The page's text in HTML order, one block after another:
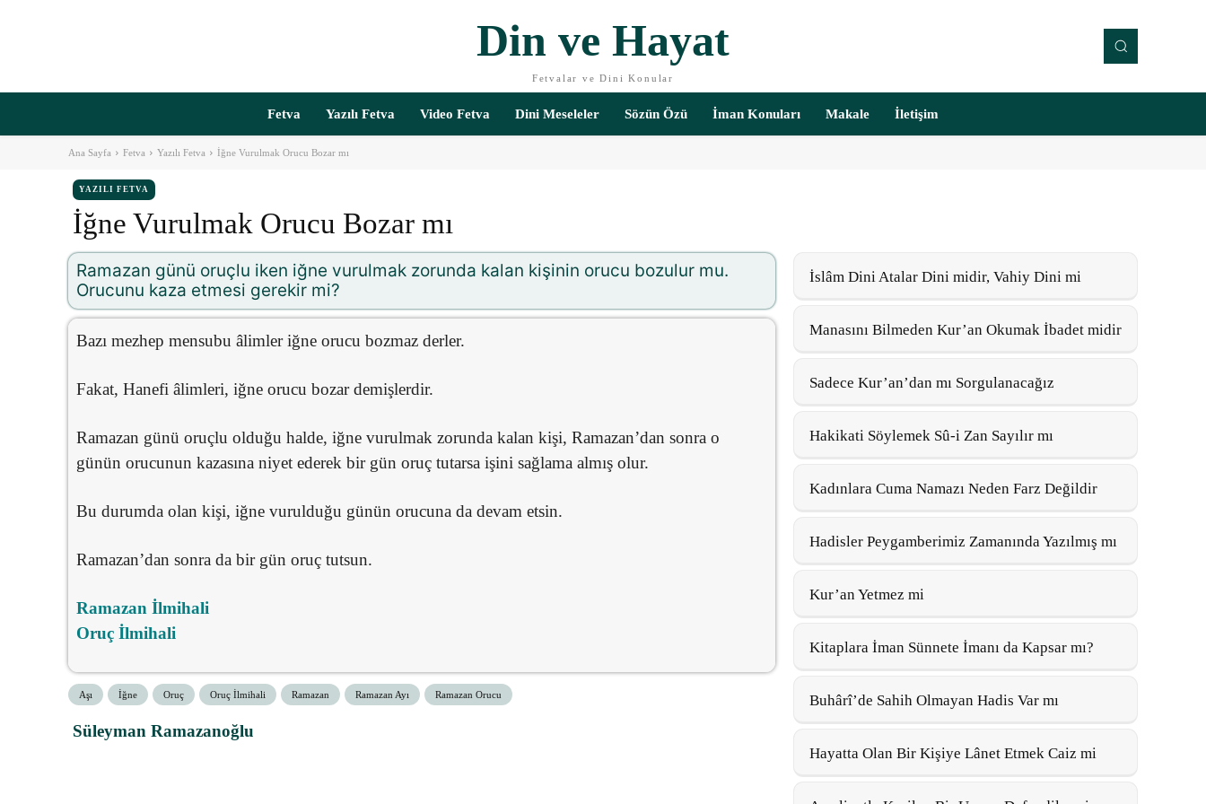
Din ve Hayat
Fetvalar ve Dini Konular
Fetva Yazılı Fetva Video Fetva Dini Meseleler Sözün Özü İman Konuları Makale İletişim
Ana Sayfa Fetva Yazılı Fetva İğne Vurulmak Orucu Bozar mı
YAZILI FETVA
İğne Vurulmak Orucu Bozar mı
Ramazan günü oruçlu iken iğne vurulmak zorunda kalan kişinin orucu bozulur mu.
Orucunu kaza etmesi gerekir mi?
Bazı mezhep mensubu âlimler iğne orucu bozmaz derler.
Fakat, Hanefi âlimleri, iğne orucu bozar demişlerdir.
Ramazan günü oruçlu olduğu halde, iğne vurulmak zorunda kalan kişi, Ramazan’dan sonra o
günün orucunun kazasına niyet ederek bir gün oruç tutarsa işini sağlama almış olur.
Bu durumda olan kişi, iğne vurulduğu günün orucuna da devam etsin.
Ramazan’dan sonra da bir gün oruç tutsun.
Ramazan İlmihali
Oruç İlmihali
Aşı İğne Oruç Oruç İlmihali Ramazan Ramazan Ayı Ramazan Orucu
Süleyman Ramazanoğlu
İslâm Dini Atalar Dini midir, Vahiy Dini mi
Manasını Bilmeden Kur’an Okumak İbadet midir
Sadece Kur’an’dan mı Sorgulanacağız
Hakikati Söylemek Sû-i Zan Sayılır mı
Kadınlara Cuma Namazı Neden Farz Değildir
Hadisler Peygamberimiz Zamanında Yazılmış mı
Kur’an Yetmez mi
Kitaplara İman Sünnete İmanı da Kapsar mı?
Buhârî’de Sahih Olmayan Hadis Var mı
Hayatta Olan Bir Kişiye Lânet Etmek Caiz mi